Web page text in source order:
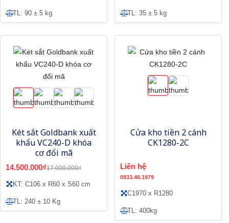
TL: 90 ± 5 kg TL: 35 ± 5 kg
Két sắt Goldbank xuất
khẩu VC240-D khóa
cơ đổi mã
14.500.000₫17.000.000₫
KT: C106 x R60 x S60 cm
TL: 240 ± 10 Kg
Cửa kho tiền 2 cánh
CK1280-2C
Liên hệ
0933.48.1979
C1970 x R1280
TL: 400kg